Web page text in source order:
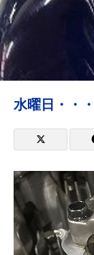
水曜日・・・